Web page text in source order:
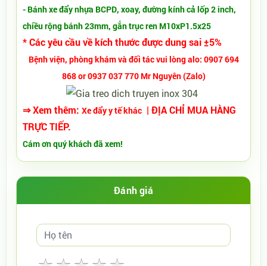
- Bánh xe đẩy nhựa BCPD, xoay, đường kính cả lốp 2 inch,
chiều rộng bánh 23mm, gắn trục ren M10xP1.5x25
* Các yêu cầu về kích thước được dung sai ±5%
Bệnh viện, phòng khám và đối tác vui lòng alo: 0907 694
868 or 0937 037 770 Mr Nguyên (Zalo)
⇒ Xem thêm: Xe đẩy y tế khác | ĐỊA CHỈ MUA HÀNG
TRỰC TIẾP.
Cám ơn quý khách đã xem!
Đánh giá